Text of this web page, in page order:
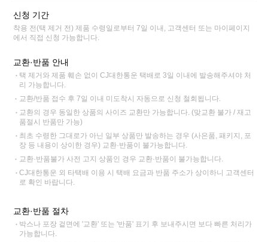
신청 기간
착용 전(택 제거 전) 제품 수령일로부터 7일 이내, 고객센터 또는 마이페이지
에서 직접 신청 가능합니다.
교환·반품 안내
택 제거와 제품 훼손 없이 CJ대한통운 택배로 3일 이내에 발송해주셔야 처
리 가능합니다.
교환/반품 접수 후 7일 이내 미도착시 자동으로 신청 철회됩니다.
교환의 경우 동일한 상품의 사이즈 교환만 가능합니다. (맞교환 불가 / 재고
품절시 반품만 가능)
최초 수령한 그대로가 아닌 일부 상품만 발송하는 경우 (사은품, 패키지, 포
장 등 내용이 상이한 경우) 교환·반품이 불가능합니다.
교환·반품불가 사전 고지 상품인 경우 교환·반품이 불가능합니다.
CJ대한통운 외 타택배 이용 시 택배 요금과 반품 주소가 상이하니 고객센터
로 확인 바랍니다.
교환·반품 절차
박스나 포장 겉면에 '교환' 또는 '반품' 표기 후 보내주시면 보다 빠른 처리가
가능합니다.